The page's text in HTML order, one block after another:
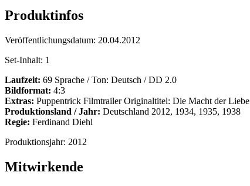
Produktinfos
Veröffentlichungsdatum: 20.04.2012
Set-Inhalt: 1
Laufzeit: 69 Sprache / Ton: Deutsch / DD 2.0
Bildformat: 4:3
Extras: Puppentrick Filmtrailer Originaltitel: Die Macht der Liebe
Produktionsland / Jahr: Deutschland 2012, 1934, 1935, 1938
Regie: Ferdinand Diehl
Produktionsjahr: 2012
Mitwirkende